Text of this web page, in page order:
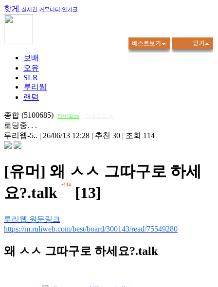
핫게 실시간 커뮤니티 인기글
보배
오유
SLR
루리웹
랜덤
종합 (5100685) 썸네일on
로딩중. . .
루리웹-5.. | 26/06/13 12:28 | 추천 30 | 조회 114
[유머] 왜 ㅅㅅ 그따구로 하세
요?.talk
+114 [13]
루리웹 원문링크
https://m.ruliweb.com/best/board/300143/read/75549280
왜 ㅅㅅ 그따구로 하세요?.talk